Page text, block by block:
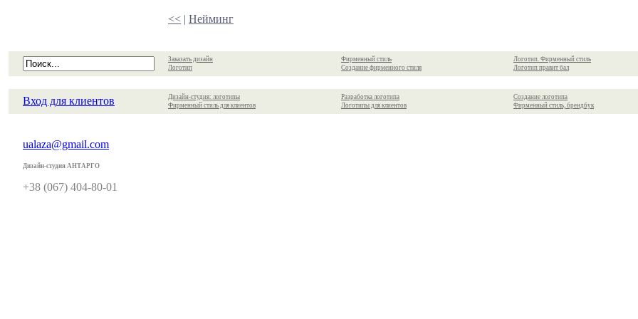
<< | Нейминг
Заказать дизайн
Логотип
Фирменный стиль
Создание фирменного стиля
Логотип. Фирменный стиль
Логотип правит бал
Вход для клиентов
Дизайн-студия: логотипы
Фирменный стиль для клиентов
Разработка логотипа
Логотипы для клиентов
Создание логотипа
Фирменный стиль, брендбук
ualaza@gmail.com
Дизайн-студия АНТАРГО
+38 (067) 404-80-01